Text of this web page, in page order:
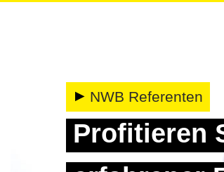
NWB Referenten
Profitieren